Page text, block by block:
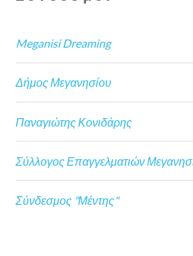
Meganisi Dreaming
Δήμος Μεγανησίου
Παναγιώτης Κονιδάρης
Σύλλογος Επαγγελματιών
Σύνδεσμος "Μέντης"